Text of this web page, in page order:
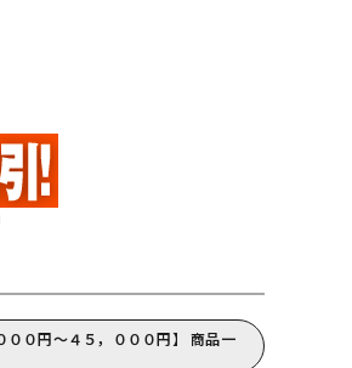
０円～４５，０００円】 商品一